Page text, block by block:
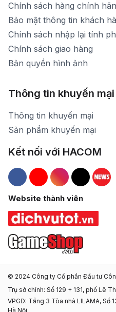
Chính sách hàng chính
Bảo mật thông tin khách
Chính sách nhập lại tính
Chính sách giao hàng
Bản quyền hình ảnh
Thông tin khuyến mại
Thông tin khuyến mại
Sản phẩm khuyến mại
Kết nối với HACOM
Hacom Facebook
Hacom YouTube
HacomHacom
Website thành viên
© 2024 Công ty Cổ phần Đầu tư
Trụ sở chính: Số 129 + 131, phố Lê
VPGD: Tầng 3 Tòa nhà LILAMA, Số
Hà Nội